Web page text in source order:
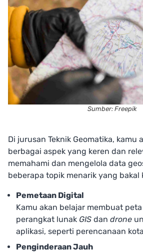
Sumber: Freepik
Di jurusan Teknik Geomatika, kamu
berbagai aspek yang keren dan
memahami dan mengelola data
beberapa topik menarik yang bakal
Pemetaan Digital
Kamu akan belajar membuat
perangkat lunak GIS dan drone
aplikasi, seperti perencanaan
Penginderaan Jauh